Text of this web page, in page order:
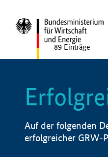
89 Einträge
Auf der folgenden
erfolgreicher GRW-